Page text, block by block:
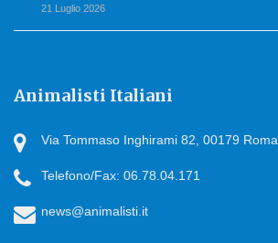
21 Luglio 2026
Animalisti Italiani
Via Tommaso Inghirami 82, 00179 Roma
Telefono/Fax: 06.78.04.171
news@animalisti.it